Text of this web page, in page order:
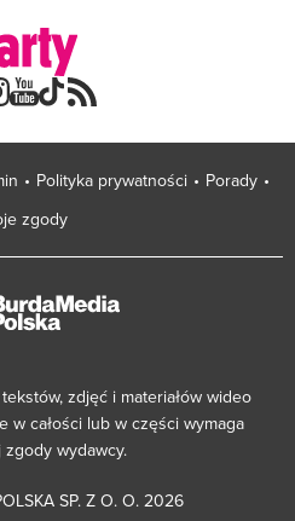
Polityka prywatności
Porady
zgody
zdjęć i materiałów wideo
w całości lub w części wymaga
wydawcy.
SP. Z O. O. 2026